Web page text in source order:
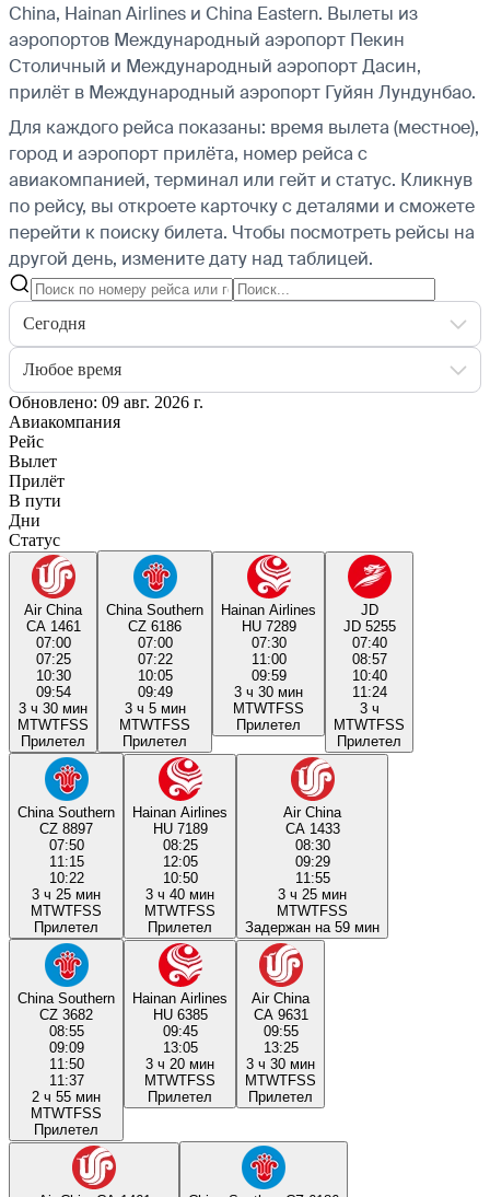
China, Hainan Airlines и China Eastern. Вылеты из
аэропортов Международный аэропорт Пекин
Столичный и Международный аэропорт Дасин,
прилёт в Международный аэропорт Гуйян Лундунбао.
Для каждого рейса показаны: время вылета (местное),
город и аэропорт прилёта, номер рейса с
авиакомпанией, терминал или гейт и статус. Кликнув
по рейсу, вы откроете карточку с деталями и сможете
перейти к поиску билета. Чтобы посмотреть рейсы на
другой день, измените дату над таблицей.
Сегодня
Любое время
Обновлено: 09 авг. 2026 г.
Авиакомпания
Рейс
Вылет
Прилёт
В пути
Дни
Статус
Air China
CA 1461
07:00
07:25
10:30
09:54
3 ч 30 мин
MTWTFSS
Прилетел
China Southern
CZ 6186
07:00
07:22
10:05
09:49
3 ч 5 мин
MTWTFSS
Прилетел
Hainan Airlines
HU 7289
07:30
11:00
09:59
3 ч 30 мин
MTWTFSS
Прилетел
JD
JD 5255
07:40
08:57
10:40
11:24
3 ч
MTWTFSS
Прилетел
China Southern
CZ 8897
07:50
11:15
10:22
3 ч 25 мин
MTWTFSS
Прилетел
Hainan Airlines
HU 7189
08:25
12:05
10:50
3 ч 40 мин
MTWTFSS
Прилетел
Air China
CA 1433
08:30
09:29
11:55
3 ч 25 мин
MTWTFSS
Задержан на 59 мин
China Southern
CZ 3682
08:55
09:09
11:50
11:37
2 ч 55 мин
MTWTFSS
Прилетел
Hainan Airlines
HU 6385
09:45
13:05
3 ч 20 мин
MTWTFSS
Прилетел
Air China
CA 9631
09:55
13:25
3 ч 30 мин
MTWTFSS
Прилетел